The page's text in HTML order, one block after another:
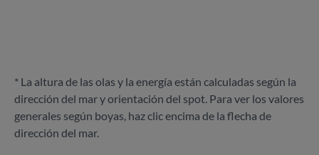
* La altura de las olas y la energía están calculadas según la
dirección del mar y orientación del spot. Para ver los valores
generales según boyas, haz clic encima de la flecha de
dirección del mar.